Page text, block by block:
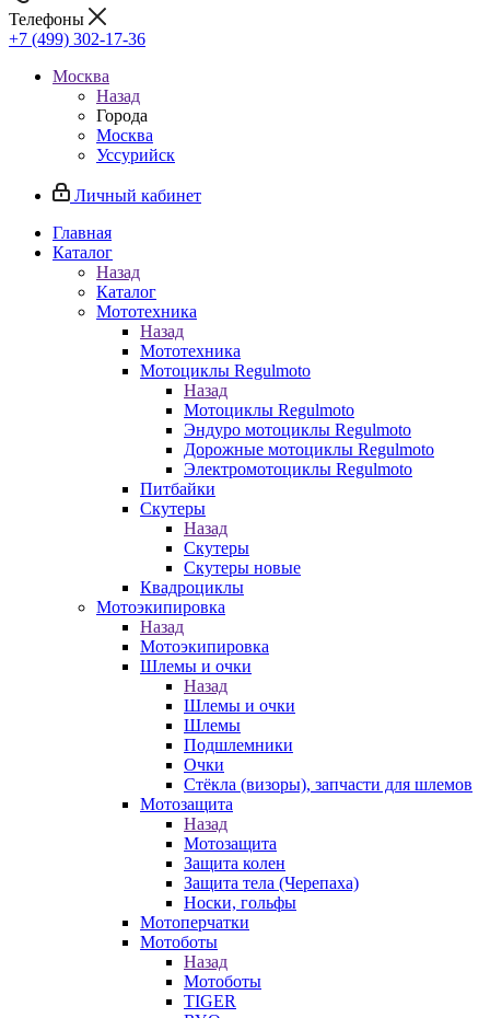
Телефоны
+7 (499) 302-17-36
Москва
Назад
Города
Москва
Уссурийск
Личный кабинет
Главная
Каталог
Назад
Каталог
Мототехника
Назад
Мототехника
Мотоциклы Regulmoto
Назад
Мотоциклы Regulmoto
Эндуро мотоциклы Regulmoto
Дорожные мотоциклы Regulmoto
Электромотоциклы Regulmoto
Питбайки
Скутеры
Назад
Скутеры
Скутеры новые
Квадроциклы
Мотоэкипировка
Назад
Мотоэкипировка
Шлемы и очки
Назад
Шлемы и очки
Шлемы
Подшлемники
Очки
Стёкла (визоры), запчасти для шлемов
Мотозащита
Назад
Мотозащита
Защита колен
Защита тела (Черепаха)
Носки, гольфы
Мотоперчатки
Мотоботы
Назад
Мотоботы
TIGER